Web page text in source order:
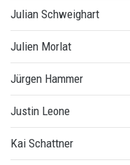
Julian Schweighart
Julien Morlat
Jürgen Hammer
Justin Leone
Kai Schattner